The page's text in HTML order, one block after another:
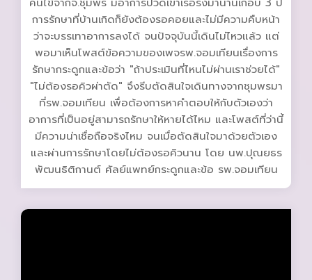
การรักษาที่บ้านเกิดก็ยังต้องรอคอยและไม่มีความคืบหน้า
ว่าจะบรรเทาอาการลงได้ จนปัจจุบันนี้เดินไม่ไหวแล้ว แต่
พอมาเห็นโพสต์ข้อความของเพจรพ.จอมเทียนเรื่องการ
รักษากระดูกและข้อว่า "ถ้าประเมินที่ไหนไม่ผ่านเราช่วยได้"
"ไม่ต้องรอคิวผ่าตัด" จึงรีบตัดสินใจเดินทางจากชุมพรมา
ที่รพ.จอมเทียน เพื่อต้องการหาคำตอบให้กับตัวเองว่า
อาการที่เป็นอยู่สามารถรักษาให้หายได้ไหม และโพสต์ที่ว่านี้
มีความน่าเชื่อถือจริงไหม จนเมื่อตัดสินใจมาด้วยตัวเอง
และผ่านการรักษาโดยไม่ต้องรอคิวนาน โดย นพ.ปุณยธร
พัฒนธิติกานต์ ศัลย์แพทย์กระดูกและข้อ รพ.จอมเทียน